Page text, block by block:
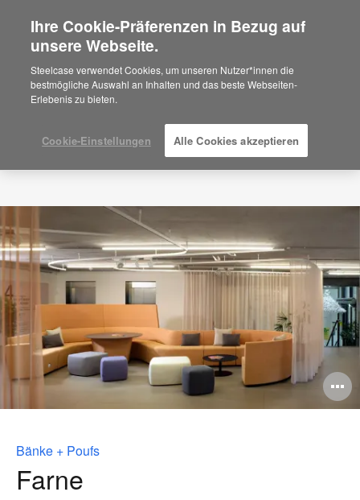
Are you in United States?
Would you like to see Products we sell in
your region?
Americas
Español
Bänke + Poufs
Farne
Ihre Cookie-Präferenzen in Bezug auf
unsere Webseite.
Steelcase verwendet Cookies, um unseren Nutzer*innen die
bestmögliche Auswahl an Inhalten und das beste Webseiten-
Erlebenis zu bieten.
Cookie-Einstellungen Alle Cookies akzeptieren